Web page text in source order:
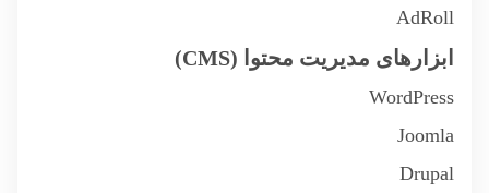
AdRoll
ابزارهای مدیریت محتوا (CMS)
WordPress
Joomla
Drupal